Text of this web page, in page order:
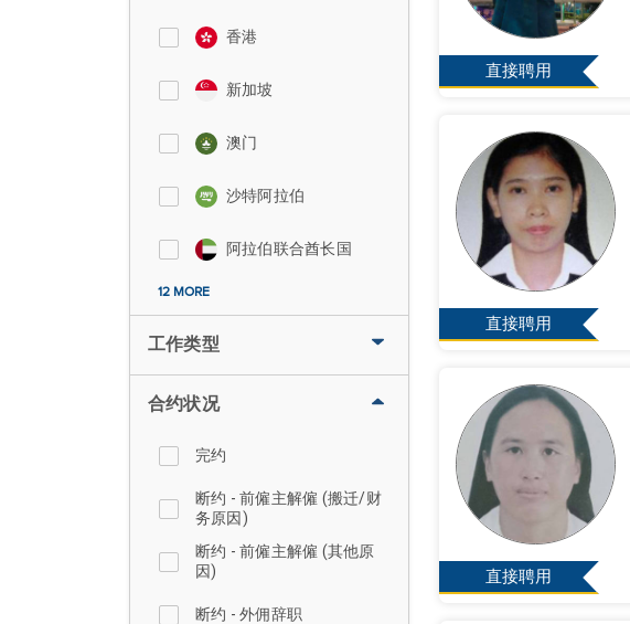
香港
新加坡
澳门
沙特阿拉伯
阿拉伯联合酋长国
12 MORE
工作类型
合约状况
完约
断约 - 前僱主解僱 (搬迁/财
务原因)
断约 - 前僱主解僱 (其他原
因)
断约 - 外佣辞职
直接聘用
直接聘用
直接聘用